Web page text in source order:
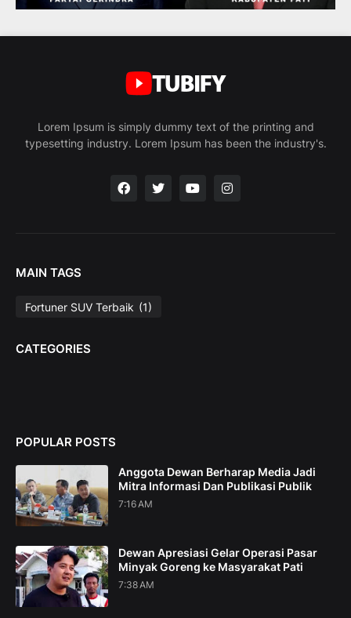
Lorem Ipsum is simply dummy text of the printing and
typesetting industry. Lorem Ipsum has been the industry's.
MAIN TAGS
Fortuner SUV Terbaik (1)
CATEGORIES
POPULAR POSTS
Anggota Dewan Berharap Media Jadi
Mitra Informasi Dan Publikasi Publik
7:16 AM
Dewan Apresiasi Gelar Operasi Pasar
Minyak Goreng ke Masyarakat Pati
7:38 AM